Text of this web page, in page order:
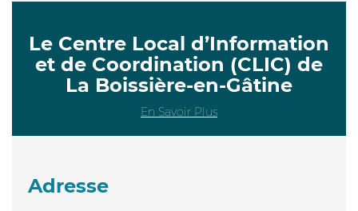
Le Centre Local d’Information
et de Coordination (CLIC) de
La Boissière-en-Gâtine
En Savoir Plus
Adresse